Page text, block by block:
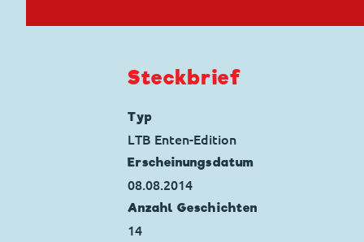
Steckbrief
Typ
LTB Enten-Edition
Erscheinungs­datum
08.08.2014
Anzahl Geschichten
14